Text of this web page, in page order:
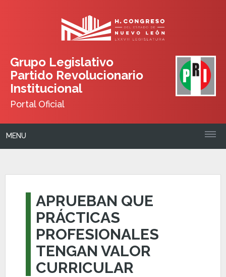
Grupo Legislativo
Partido Revolucionario
Institucional
Portal Oficial
MENU
APRUEBAN QUE
PRÁCTICAS
PROFESIONALES
TENGAN VALOR
CURRICULAR